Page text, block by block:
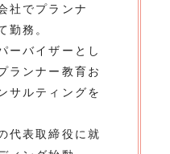
社でプランナ
勤務。
ーバイザーとし
ランナー教育お
サルティングを
代表取締役に就